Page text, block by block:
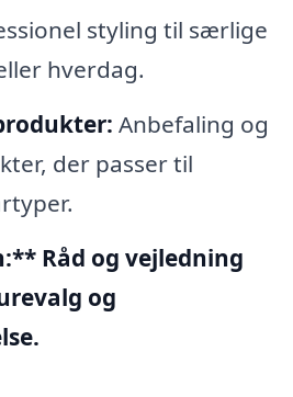
styling til særlige
hverdag.
Anbefaling og
der passer til
Råd og vejledning
og